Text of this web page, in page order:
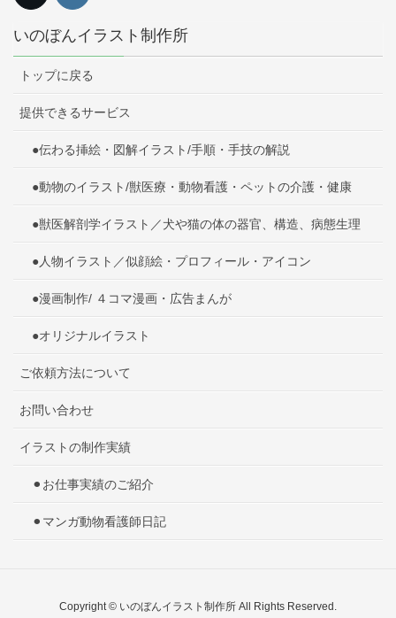
いのぼんイラスト制作所
トップに戻る
提供できるサービス
●伝わる挿絵・図解イラスト/手順・手技の解説
●動物のイラスト/獣医療・動物看護・ペットの介護・健康
●獣医解剖学イラスト／犬や猫の体の器官、構造、病態生理
●人物イラスト／似顔絵・プロフィール・アイコン
●漫画制作/ ４コマ漫画・広告まんが
●オリジナルイラスト
ご依頼方法について
お問い合わせ
イラストの制作実績
⚫︎お仕事実績のご紹介
⚫︎マンガ動物看護師日記
Copyright © いのぼんイラスト制作所 All Rights Reserved.